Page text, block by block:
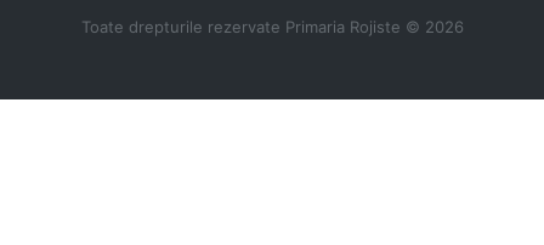
Toate drepturile rezervate Primaria Rojiste © 2026